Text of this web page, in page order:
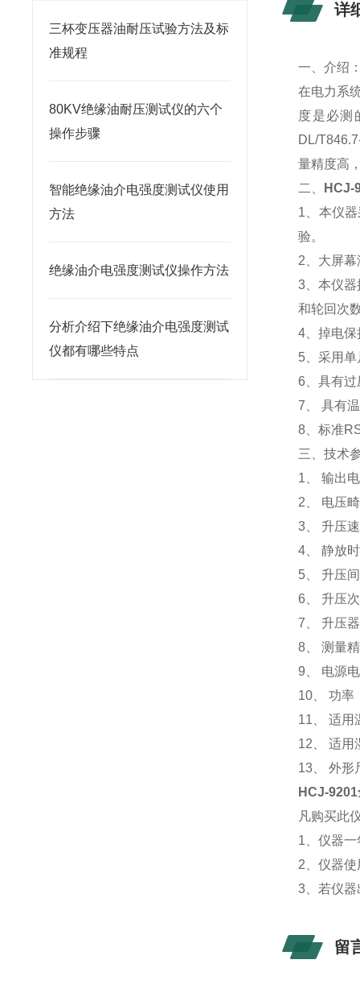
三杯变压器油耐压试验方法及标
准规程
80KV绝缘油耐压测试仪的六个
操作步骤
智能绝缘油介电强度测试仪使用
方法
绝缘油介电强度测试仪操作方法
分析介绍下绝缘油介电强度测试
仪都有哪些特点
详
一、介绍
在电力系
度是必测
DL/
量精度高
二、
HCJ-
1、本仪
验。
2、 大屏
3、本仪
和轮回次
4、掉电
5、采用
6、具有
7、 具有
8、标准
三、技术
1、 输出
2、 电压
3、 升压
4、 静放
5、 升压
6、 升压
7、 升压
8、 测量
9、 电源
10、 功率
11、 适
12、 适用
13、 外形
HCJ-
凡购买此
1、仪器
2、仪器
3、若仪
留